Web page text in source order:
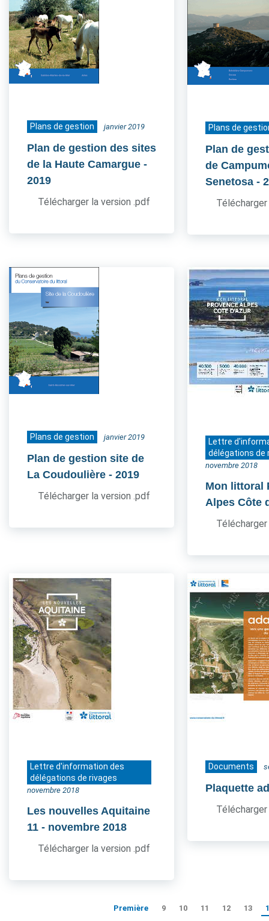
Plans de gestion janvier 2019
Plan de gestion des sites
de la Haute Camargue -
2019
Télécharger la version .pdf
Plans de
Plan de
de
Senetosa -
Plans de gestion janvier 2019
Plan de gestion site de
La Coudoulière - 2019
Télécharger la version .pdf
Lettre
délégations de
novembre 2018
Mon littoral
Alpes Côte
Lettre d'information des
délégations de rivages
novembre 2018
Les nouvelles Aquitaine
11 - novembre 2018
Télécharger la version .pdf
Documents
Plaquette
Première 9 10 11 12 13